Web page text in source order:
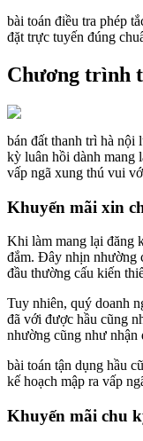
bài toán điều tra phép
đặt trực tuyến đúng
Chương trình
bán đất thanh trì hà nội
kỳ luân hồi dành mang
vấp ngã xung thú vui
Khuyến mãi xin
Khi làm mang lại đăng
đắm. Đây nhịn nhường
đầu thường cấu kiến
Tuy nhiên, quý doanh
đã với được hầu cũng
nhường cũng như nhận
bài toán tận dụng hầu
kế hoạch mập ra vấp
Khuyến mãi chu